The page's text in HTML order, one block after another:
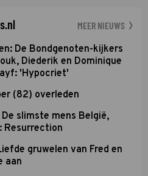
MEER NIEUWS
De Bondgenoten-kijkers
Diederik en Dominique
'Hypocriet'
(82) overleden
slimste mens België,
Resurrection
gruwelen van Fred en
aan